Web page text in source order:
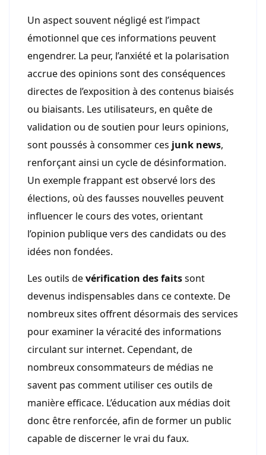
Un aspect souvent négligé est l’impact
émotionnel que ces informations peuvent
engendrer. La peur, l’anxiété et la polarisation
accrue des opinions sont des conséquences
directes de l’exposition à des contenus biaisés
ou biaisants. Les utilisateurs, en quête de
validation ou de soutien pour leurs opinions,
sont poussés à consommer ces junk news,
renforçant ainsi un cycle de désinformation.
Un exemple frappant est observé lors des
élections, où des fausses nouvelles peuvent
influencer le cours des votes, orientant
l’opinion publique vers des candidats ou des
idées non fondées.
Les outils devérification des faitssont
devenus indispensables dans ce contexte. De
nombreux sites offrent désormais des services
pour examiner la véracité des informations
circulant sur internet. Cependant, de
nombreux consommateurs de médias ne
savent pas comment utiliser ces outils de
manière efficace. L’éducation aux médias doit
donc être renforcée, afin de former un public
capable de discerner le vrai du faux.